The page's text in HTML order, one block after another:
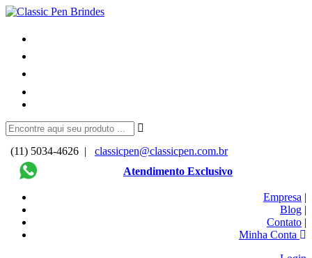
(11) 5034-4626 |
classicpen@classicpen.com.br
Atendimento Exclusivo
Empresa |
Blog |
Contato |
Minha Conta